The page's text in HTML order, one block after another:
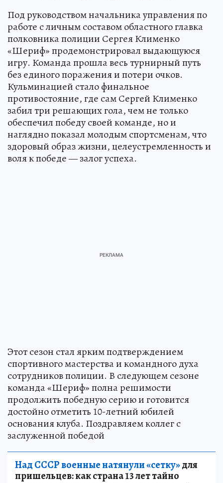
Под руководством начальника управления по
работе с личным составом областного главка
полковника полиции Сергея Клименко
«Шериф» продемонстрировал выдающуюся
игру. Команда прошла весь турнирный путь
без единого поражения и потери очков.
Кульминацией стало финальное
противостояние, где сам Сергей Клименко
забил три решающих гола, чем не только
обеспечил победу своей команде, но и
наглядно показал молодым спортсменам, что
здоровый образ жизни, целеустремленность и
воля к победе — залог успеха.
Этот сезон стал ярким подтверждением
спортивного мастерства и командного духа
сотрудников полиции. В следующем сезоне
команда «Шериф» полна решимости
продолжить победную серию и готовится
достойно отметить 10-летний юбилей
основания клуба. Поздравляем коллег с
заслуженной победой
Над СССР военные натянули «сетку»для
пришельцев: как страна 13 лет тайно